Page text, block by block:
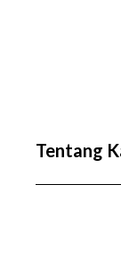
Tentang